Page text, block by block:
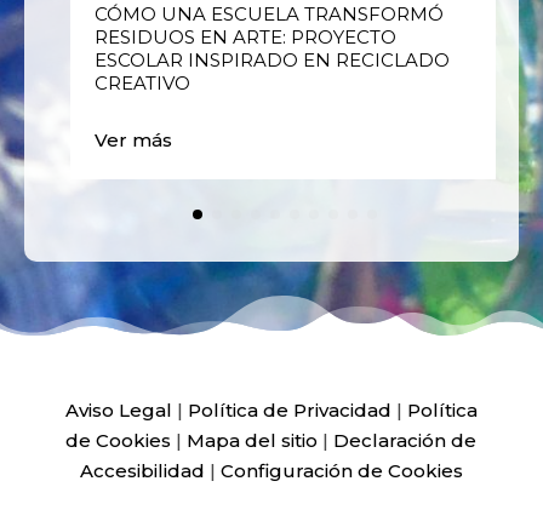
CÓMO UNA ESCUELA TRANSFORMÓ
RESIDUOS EN ARTE: PROYECTO
ESCOLAR INSPIRADO EN RECICLADO
CREATIVO
Ver más
Aviso Legal | Política de Privacidad | Política
de Cookies | Mapa del sitio | Declaración de
Accesibilidad | Configuración de Cookies